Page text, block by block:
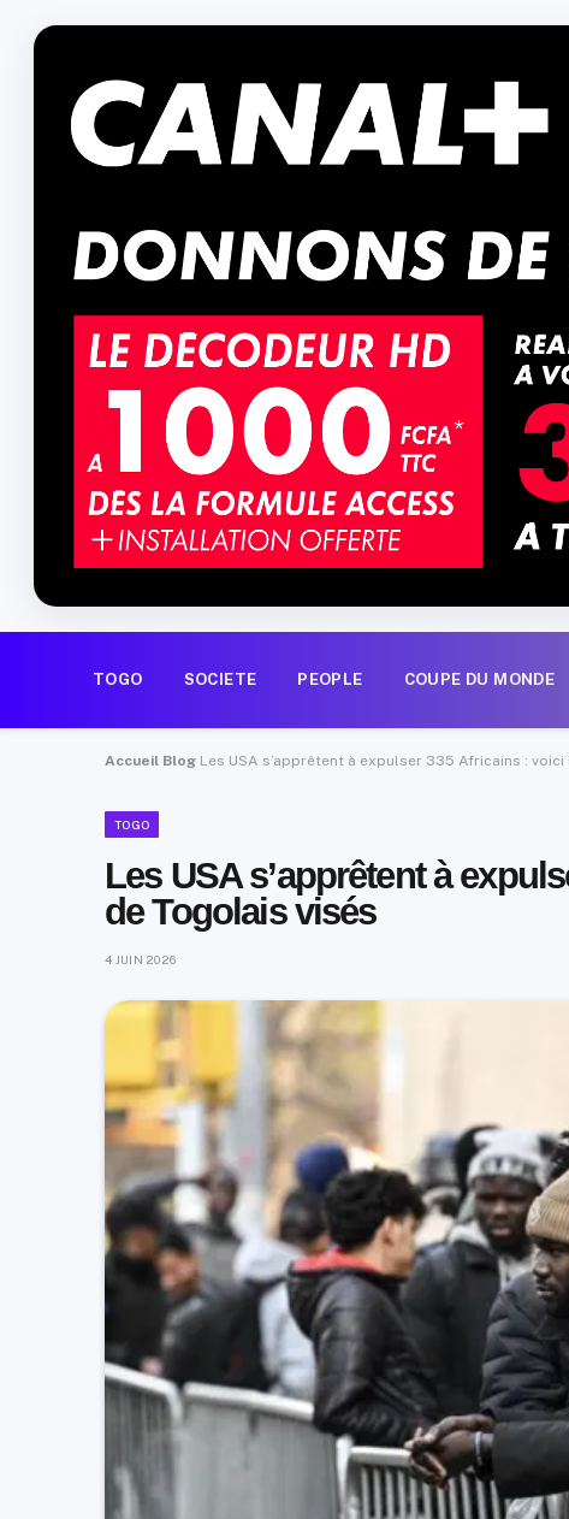
TOGO SOCIETE PEOPLE COUPE DU MONDE
Accueil Blog Les USA s’apprêtent à expulser 335 Africains :
TOGO
Les USA s’apprêtent à
de Togolais visés
4 JUIN 2026